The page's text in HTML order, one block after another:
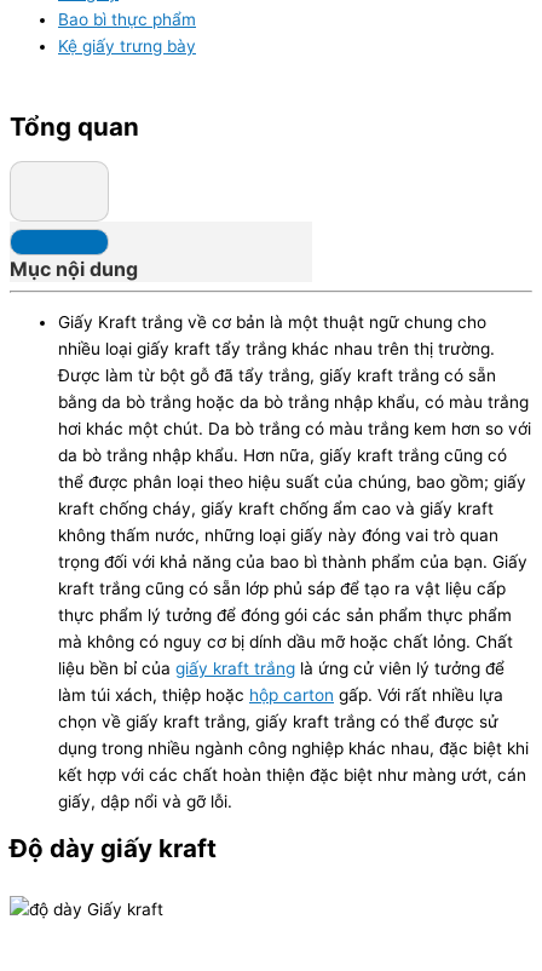
Bao bì thực phẩm
Kệ giấy trưng bày
Tổng quan
Mục nội dung
Giấy Kraft trắng về cơ bản là một thuật ngữ chung cho
nhiều loại giấy kraft tẩy trắng khác nhau trên thị trường.
Được làm từ bột gỗ đã tẩy trắng, giấy kraft trắng có sẵn
bằng da bò trắng hoặc da bò trắng nhập khẩu, có màu trắng
hơi khác một chút. Da bò trắng có màu trắng kem hơn so với
da bò trắng nhập khẩu. Hơn nữa, giấy kraft trắng cũng có
thể được phân loại theo hiệu suất của chúng, bao gồm; giấy
kraft chống cháy, giấy kraft chống ẩm cao và giấy kraft
không thấm nước, những loại giấy này đóng vai trò quan
trọng đối với khả năng của bao bì thành phẩm của bạn. Giấy
kraft trắng cũng có sẵn lớp phủ sáp để tạo ra vật liệu cấp
thực phẩm lý tưởng để đóng gói các sản phẩm thực phẩm
mà không có nguy cơ bị dính dầu mỡ hoặc chất lỏng. Chất
liệu bền bỉ của giấy kraft trắng là ứng cử viên lý tưởng để
làm túi xách, thiệp hoặc hộp carton gấp. Với rất nhiều lựa
chọn về giấy kraft trắng, giấy kraft trắng có thể được sử
dụng trong nhiều ngành công nghiệp khác nhau, đặc biệt khi
kết hợp với các chất hoàn thiện đặc biệt như màng ướt, cán
giấy, dập nổi và gỡ lỗi.
Độ dày giấy kraft